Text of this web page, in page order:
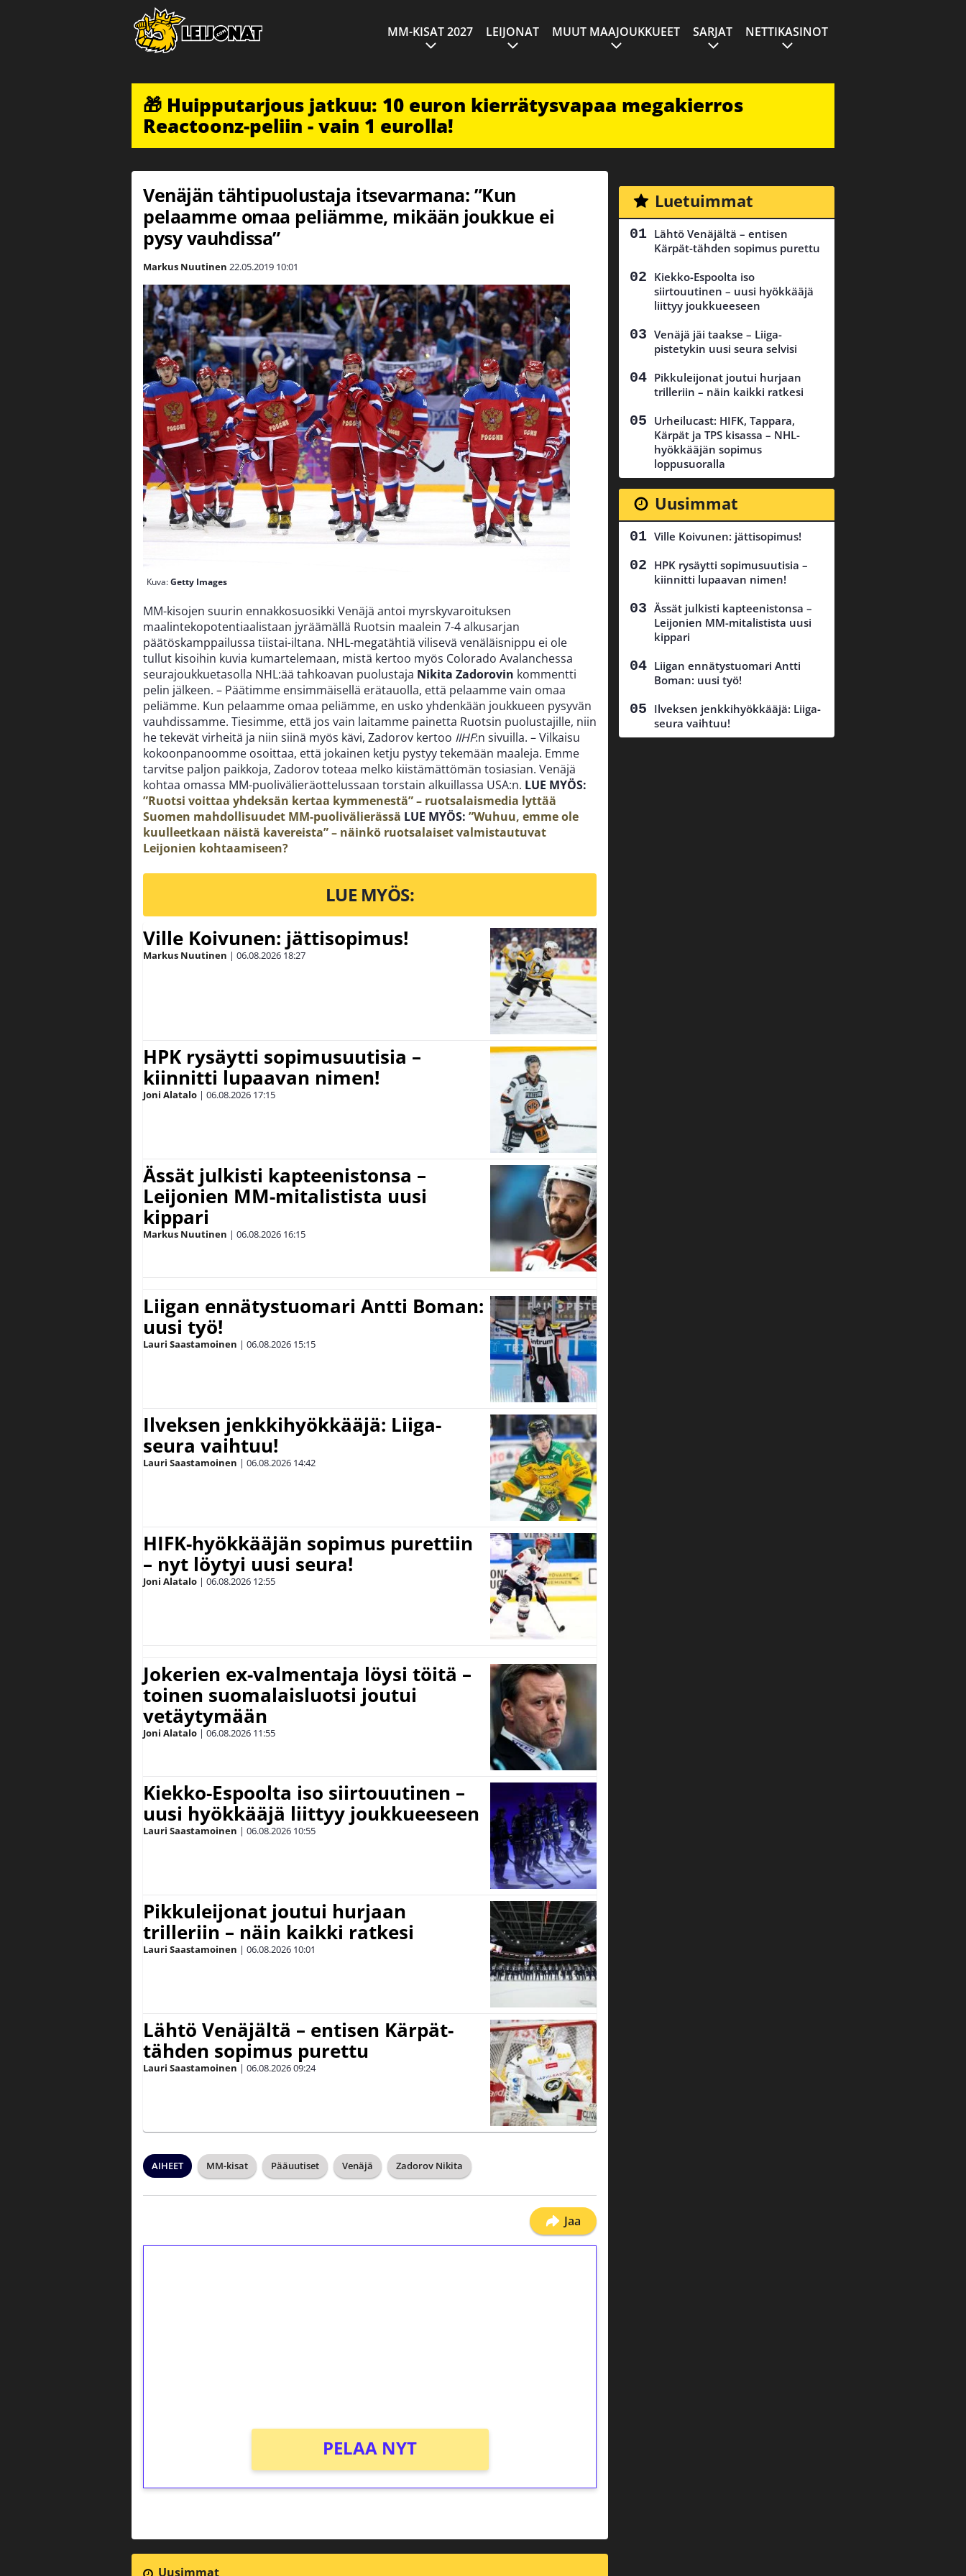
MM-KISAT 2027 LEIJONAT MUUT MAAJOUKKUEET SARJAT NETTIKASINOT
🎁 Huipputarjous jatkuu: 10 euron kierrätysvapaa megakierros
Reactoonz-peliin - vain 1 eurolla!
Venäjän tähtipuolustaja itsevarmana: ”Kun
pelaamme omaa peliämme, mikään joukkue ei
pysy vauhdissa”
Markus Nuutinen 22.05.2019 10:01
Kuva:Getty Images
MM-kisojen suurin ennakkosuosikki Venäjä antoi myrskyvaroituksen
maalintekopotentiaalistaan jyräämällä Ruotsin maalein 7-4 alkusarjan
päätöskamppailussa tiistai-iltana. NHL-megatähtiä vilisevä venäläisnippu ei ole
tullut kisoihin kuvia kumartelemaan, mistä kertoo myös Colorado Avalanchessa
seurajoukkuetasolla NHL:ää tahkoavan puolustaja Nikita Zadorovin kommentti
pelin jälkeen. – Päätimme ensimmäisellä erätauolla, että pelaamme vain omaa
peliämme. Kun pelaamme omaa peliämme, en usko yhdenkään joukkueen pysyvän
vauhdissamme. Tiesimme, että jos vain laitamme painetta Ruotsin puolustajille, niin
he tekevät virheitä ja niin siinä myös kävi, Zadorov kertoo IIHF:n sivuilla. – Vilkaisu
kokoonpanoomme osoittaa, että jokainen ketju pystyy tekemään maaleja. Emme
tarvitse paljon paikkoja, Zadorov toteaa melko kiistämättömän tosiasian. Venäjä
kohtaa omassa MM-puolivälieräottelussaan torstain alkuillassa USA:n. LUE MYÖS:
”Ruotsi voittaa yhdeksän kertaa kymmenestä” – ruotsalaismedia lyttää
Suomen mahdollisuudet MM-puolivälierässä LUE MYÖS: ”Wuhuu, emme ole
kuulleetkaan näistä kavereista” – näinkö ruotsalaiset valmistautuvat
Leijonien kohtaamiseen?
LUE MYÖS:
Ville Koivunen: jättisopimus!
Markus Nuutinen | 06.08.2026 18:27
HPK rysäytti sopimusuutisia –
kiinnitti lupaavan nimen!
Joni Alatalo | 06.08.2026 17:15
Ässät julkisti kapteenistonsa –
Leijonien MM-mitalistista uusi
kippari
Markus Nuutinen | 06.08.2026 16:15
Liigan ennätystuomari Antti Boman:
uusi työ!
Lauri Saastamoinen | 06.08.2026 15:15
Ilveksen jenkkihyökkääjä: Liiga-
seura vaihtuu!
Lauri Saastamoinen | 06.08.2026 14:42
HIFK-hyökkääjän sopimus purettiin
– nyt löytyi uusi seura!
Joni Alatalo | 06.08.2026 12:55
Jokerien ex-valmentaja löysi töitä –
toinen suomalaisluotsi joutui
vetäytymään
Joni Alatalo | 06.08.2026 11:55
Kiekko-Espoolta iso siirtouutinen –
uusi hyökkääjä liittyy joukkueeseen
Lauri Saastamoinen | 06.08.2026 10:55
Pikkuleijonat joutui hurjaan
trilleriin – näin kaikki ratkesi
Lauri Saastamoinen | 06.08.2026 10:01
Lähtö Venäjältä – entisen Kärpät-
tähden sopimus purettu
Lauri Saastamoinen | 06.08.202609:24
AIHEET MM-kisat Pääuutiset Venäjä Zadorov Nikita
Jaa
PELAA NYT
Uusimmat
Luetuimmat
Lähtö Venäjältä – entisen
Kärpät-tähden sopimus purettu
Kiekko-Espoolta iso
siirtouutinen – uusi hyökkääjä
liittyy joukkueeseen
Venäjä jäi taakse – Liiga-
pistetykin uusi seura selvisi
Pikkuleijonat joutui hurjaan
trilleriin – näin kaikki ratkesi
Urheilucast: HIFK, Tappara,
Kärpät ja TPS kisassa – NHL-
hyökkääjän sopimus
loppusuoralla
Uusimmat
Ville Koivunen: jättisopimus!
HPK rysäytti sopimusuutisia –
kiinnitti lupaavan nimen!
Ässät julkisti kapteenistonsa –
Leijonien MM-mitalistista uusi
kippari
Liigan ennätystuomari Antti
Boman: uusi työ!
Ilveksen jenkkihyökkääjä: Liiga-
seura vaihtuu!